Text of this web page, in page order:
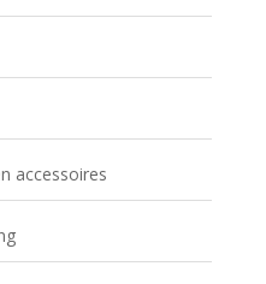
accessoires